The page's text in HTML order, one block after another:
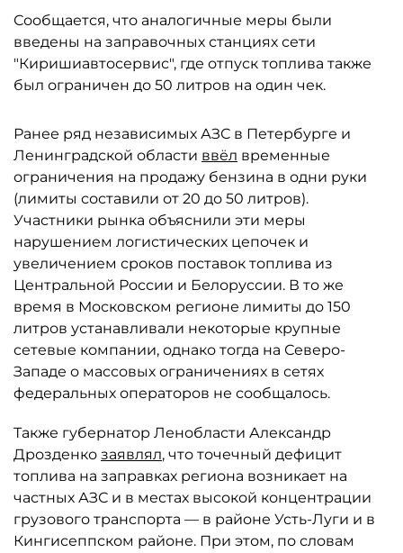
Сообщается, что аналогичные меры были
введены на заправочных станциях сети
"Киришиавтосервис", где отпуск топлива также
был ограничен до 50 литров на один чек.
Ранее ряд независимых АЗС в Петербурге и
Ленинградской области ввёл временные
ограничения на продажу бензина в одни руки
(лимиты составили от 20 до 50 литров).
Участники рынка объяснили эти меры
нарушением логистических цепочек и
увеличением сроков поставок топлива из
Центральной России и Белоруссии. В то же
время в Московском регионе лимиты до 150
литров устанавливали некоторые крупные
сетевые компании, однако тогда на Северо-
Западе о массовых ограничениях в сетях
федеральных операторов не сообщалось.
Также губернатор Ленобласти Александр
Дрозденко заявлял, что точечный дефицит
топлива на заправках региона возникает на
частных АЗС и в местах высокой концентрации
грузового транспорта — в районе Усть-Луги и в
Кингисеппском районе. При этом, по словам